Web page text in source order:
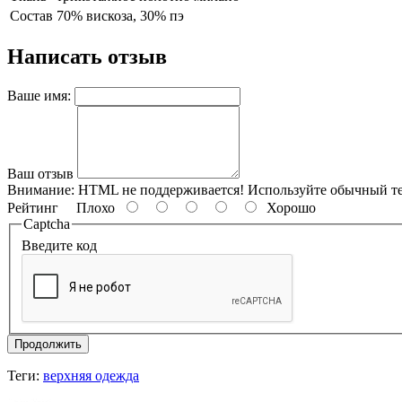
Состав 70% вискоза, 30% пэ
Написать отзыв
Ваше имя:
Ваш отзыв
Внимание: HTML не поддерживается! Используйте обычный
Рейтинг Плохо
Хорошо
Captcha
Введите код
Продолжить
Теги: верхняя одежда